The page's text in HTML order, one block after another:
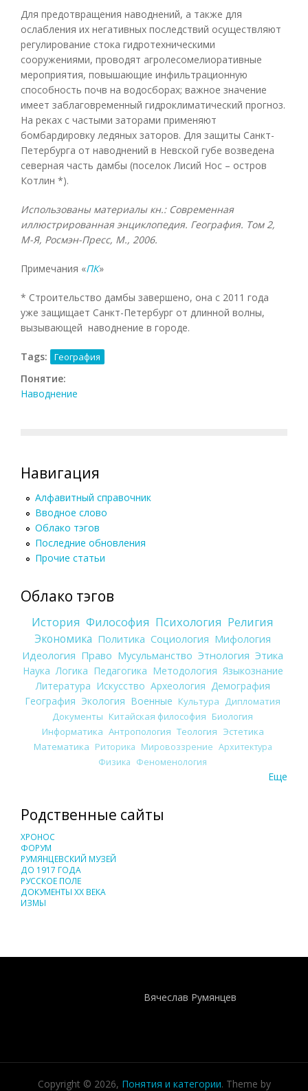
Для предотвращения наводнений, а также для
ослабления их негативных последствий осуществляют
регулирование стока гидротехническими
сооружениями, проводят агролесомелиоративные
мероприятия, повышающие инфильтрационную
способность почв на водосборах; важное значение
имеет заблаговременный гидроклиматический прогноз.
На реках с частыми заторами применяют
бомбардировку ледяных заторов. Для защиты Санкт-
Петербурга от наводнений в Невской губе возведена
северная часть дамбы (поселок Лисий Нос – остров
Котлин *).
Использованы материалы кн.: Современная
иллюстрированная энциклопедия. География. Том 2,
М-Я, Росмэн-Пресс, М., 2006.
Примечания «ПК»
* Строительство дамбы завершено, она с 2011 года
уже защищает Санкт-Петербург от длинной волны,
вызывающей наводнение в городе.
Tags: География
Понятие:
Наводнение
Навигация
Алфавитный справочник
Вводное слово
Облако тэгов
Последние обновления
Прочие статьи
Облако тэгов
История Философия Психология Религия
Экономика Политика Социология Мифология
Идеология Право Мусульманство Этнология Этика
Наука Логика Педагогика Методология Языкознание
Литература Искусство Археология Демография
География Экология Военные Культура
Дипломатия
Документы Китайская философия Биология
Информатика Антропология Теология Эстетика
Математика Риторика Мировоззрение Архитектура
Физика Феноменология
Еще
Родственные сайты
ХРОНОС
ФОРУМ
РУМЯНЦЕВСКИЙ МУЗЕЙ
ДО 1917 ГОДА
РУССКОЕ ПОЛЕ
ДОКУМЕНТЫ XX ВЕКА
ИЗМЫ
Вячеслав Румянцев
Copyright © 2026, Понятия и категории. Theme by